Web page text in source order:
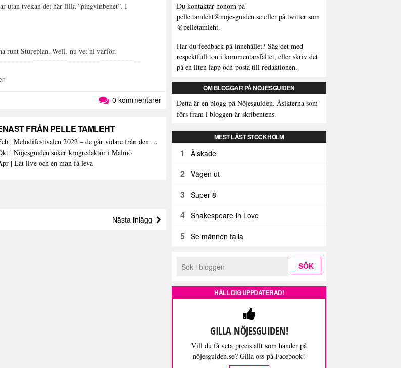
utan tvekan det här lilla ”pingvinbenet”. I
runt Stureplan. Well, nu vet ni varför.
0 kommentarer
FRÅN PELLE TAMLEHT
2 Feb | Melodifestivalen 2022 – de går vidare från den första deltävlingen
| Nöjesguiden söker krogredaktör i Malmö
| Låt live och en man få leva
Nästa inlägg
Du kontaktar honom på
pelle.tamleht@nojesguiden.se eller på twitter som
@pelletamleht.
Har du feedback på innehållet? Säg det med
respektfull ton i kommentarsfältet, eller skriv det
på en liten lapp och posta till redaktionen.
OM BLOGGAR PÅ NÖJESGUIDEN
Detta är en blogg på Nöjesguiden. Åsikterna som
förs fram i bloggen är skribentens.
MEST LÄST STOCKHOLM
1 Älskade
2 Vägen ut
3 Super 8
4 Shakespeare in Love
5 Se männen falla
HÅLL DIG UPPDATERAD!
GILLA NÖJESGUIDEN!
Vill du få veta precis allt som händer på
nöjesguiden.se? Gilla oss på Facebook!